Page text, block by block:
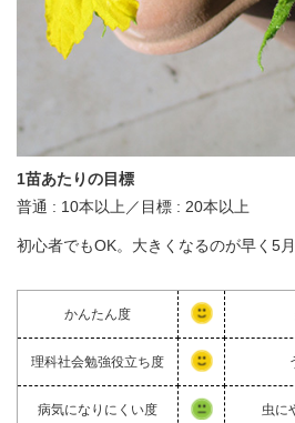
1苗あたりの目標
普通 : 10本以上／目標 : 20本以上
初心者でもOK。大きくなるのが早く5
かんたん度
理科社会勉強役立ち度
病気になりにくい度 虫に